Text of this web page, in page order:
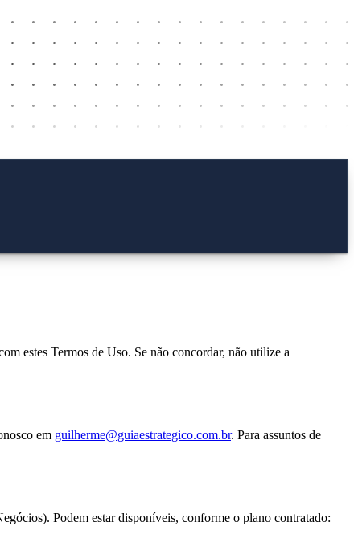
estes Termos de Uso. Se não concordar, não utilize a
em guilherme@guiaestrategico.com.br. Para assuntos de
Podem estar disponíveis, conforme o plano contratado: